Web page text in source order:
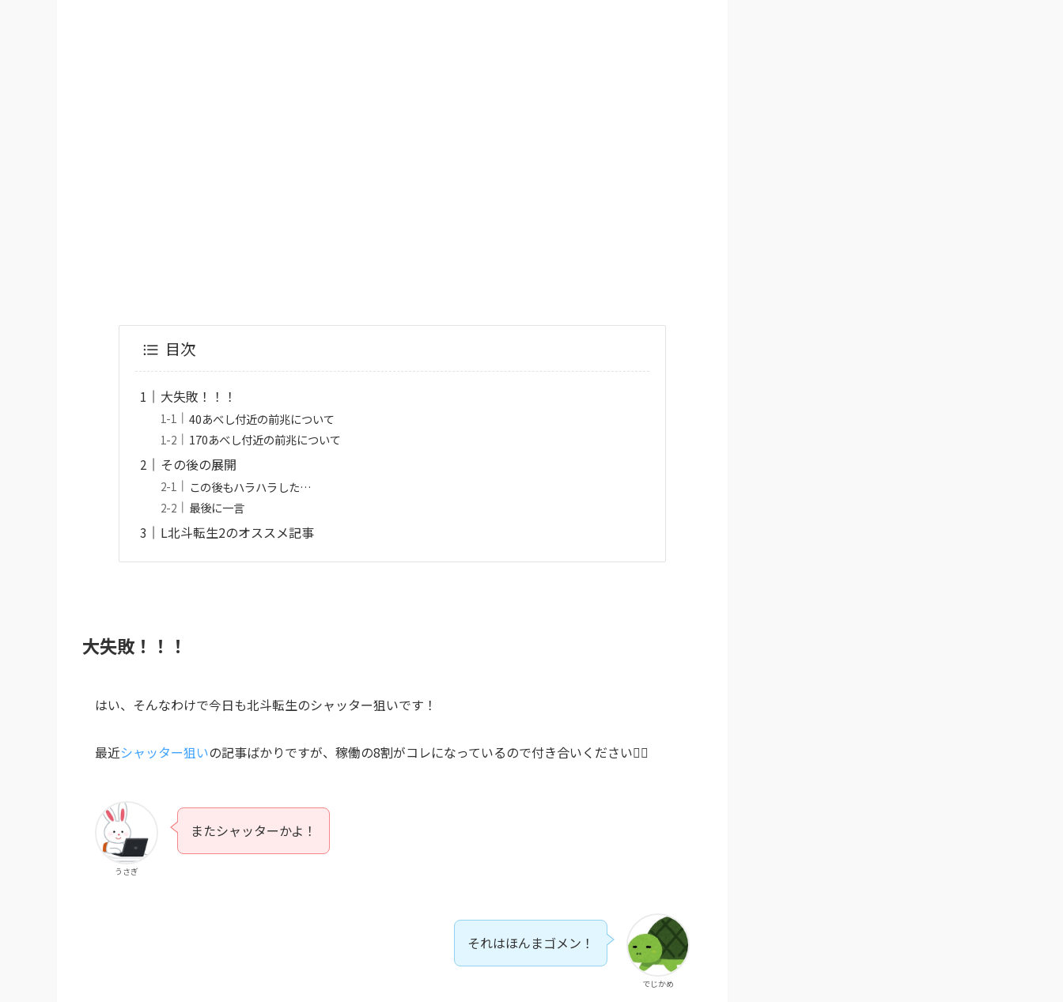
目次
大失敗！！！
40あべし付近の前兆について
170あべし付近の前兆について
その後の展開
この後もハラハラした…
最後に一言
L北斗転生2のオススメ記事
大失敗！！！
はい、そんなわけで今日も北斗転生のシャッター狙いです！
最近シャッター狙いの記事ばかりですが、稼働の8割がコレになっているので付き合いください🙇‍♀️
うさぎ
またシャッターかよ！
でじかめ
それはほんまゴメン！